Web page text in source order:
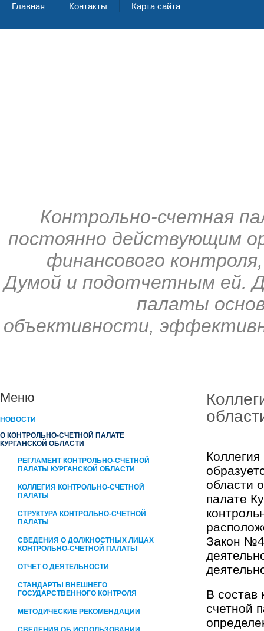
Главная Контакты Карта сайта
Контрольно-счетная
постоянно действующим
финансового
Думой и подотчетным ей.
палаты
объективности,
Меню
НОВОСТИ
О КОНТРОЛЬНО-СЧЕТНОЙ ПАЛАТЕ
КУРГАНСКОЙ ОБЛАСТИ
РЕГЛАМЕНТ КОНТРОЛЬНО-СЧЕТНОЙ
ПАЛАТЫ КУРГАНСКОЙ ОБЛАСТИ
КОЛЛЕГИЯ КОНТРОЛЬНО-СЧЕТНОЙ
ПАЛАТЫ
СТРУКТУРА КОНТРОЛЬНО-СЧЕТНОЙ
ПАЛАТЫ
СВЕДЕНИЯ О ДОЛЖНОСТНЫХ ЛИЦАХ
КОНТРОЛЬНО-СЧЕТНОЙ ПАЛАТЫ
ОТЧЕТ О ДЕЯТЕЛЬНОСТИ
СТАНДАРТЫ ВНЕШНЕГО
ГОСУДАРСТВЕННОГО КОНТРОЛЯ
МЕТОДИЧЕСКИЕ РЕКОМЕНДАЦИИ
области
палате
Закон
В состав
счетной